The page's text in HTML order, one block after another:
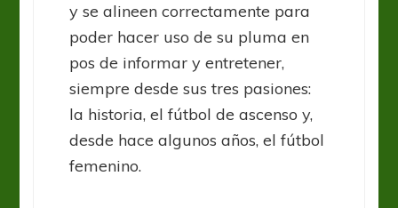
y se alineen correctamente para
poder hacer uso de su pluma en
pos de informar y entretener,
siempre desde sus tres pasiones:
la historia, el fútbol de ascenso y,
desde hace algunos años, el fútbol
femenino.